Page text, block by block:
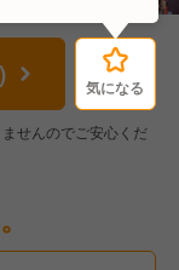
気になる
せんのでご安心くだ
気になる